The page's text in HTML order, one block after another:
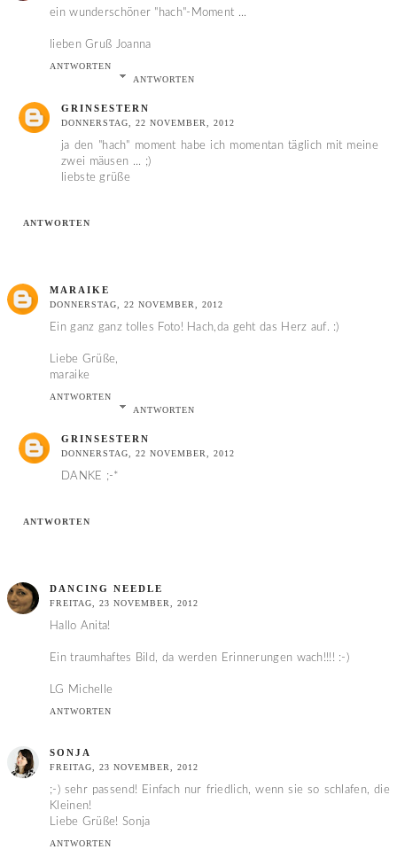
ein wunderschöner "hach"-Moment ...
lieben Gruß Joanna
ANTWORTEN
ANTWORTEN
GRINSESTERN
DONNERSTAG, 22 NOVEMBER, 2012
ja den "hach" moment habe ich momentan täglich mit meine
zwei mäusen ... ;)
liebste grüße
ANTWORTEN
MARAIKE
DONNERSTAG, 22 NOVEMBER, 2012
Ein ganz ganz tolles Foto! Hach,da geht das Herz auf. :)
Liebe Grüße,
maraike
ANTWORTEN
ANTWORTEN
GRINSESTERN
DONNERSTAG, 22 NOVEMBER, 2012
DANKE ;-*
ANTWORTEN
DANCING NEEDLE
FREITAG, 23 NOVEMBER, 2012
Hallo Anita!
Ein traumhaftes Bild, da werden Erinnerungen wach!!!! :-)
LG Michelle
ANTWORTEN
SONJA
FREITAG, 23 NOVEMBER, 2012
;-) sehr passend! Einfach nur friedlich, wenn sie so schlafen, die
Kleinen!
Liebe Grüße! Sonja
ANTWORTEN